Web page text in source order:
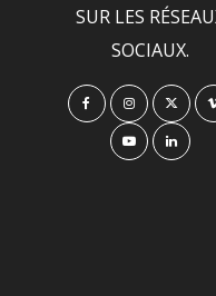
SUR LES
SOCIAUX.